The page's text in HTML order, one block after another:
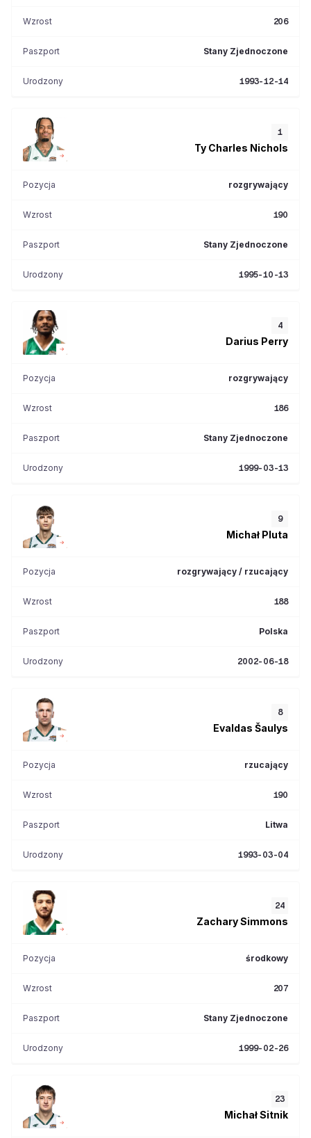
Wzrost 206
Paszport Stany Zjednoczone
Urodzony 1993-12-14
1
Ty Charles Nichols
Pozycja rozgrywający
Wzrost 190
Paszport Stany Zjednoczone
Urodzony 1995-10-13
4
Darius Perry
Pozycja rozgrywający
Wzrost 186
Paszport Stany Zjednoczone
Urodzony 1999-03-13
9
Michał Pluta
Pozycja rozgrywający / rzucający
Wzrost 188
Paszport Polska
Urodzony 2002-06-18
8
Evaldas Šaulys
Pozycja rzucający
Wzrost 190
Paszport Litwa
Urodzony 1993-03-04
24
ZacharySimmons
Pozycja środkowy
Wzrost 207
Paszport Stany Zjednoczone
Urodzony 1999-02-26
23
MichałSitnik